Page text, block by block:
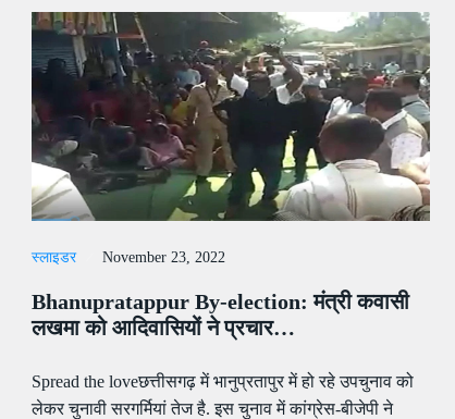
स्लाइडर November 23, 2022
Bhanupratappur By-election: मंत्री कवासी
लखमा को आदिवासियों ने प्रचार…
Spread the loveछत्तीसगढ़ में भानुप्रतापुर में हो रहे उपचुनाव को
लेकर चुनावी सरगर्मियां तेज है. इस चुनाव में कांग्रेस-बीजेपी ने